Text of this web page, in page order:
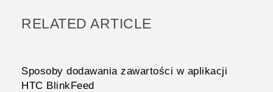
RELATED ARTICLE
Sposoby dodawania zawartości w aplikacji
HTC BlinkFeed